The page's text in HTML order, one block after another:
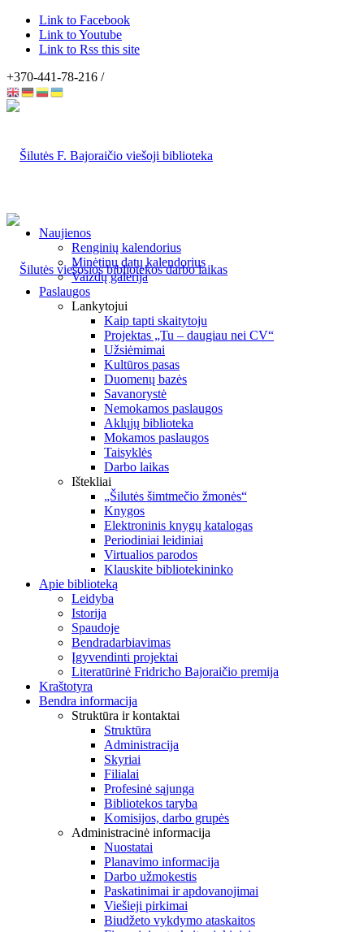
Link to Facebook
Link to Youtube
Link to Rss this site
+370-441-78-216 /
Naujienos
Renginių kalendorius
Minėtinų datų kalendorius
Vaizdų galerija
Paslaugos
Lankytojui
Kaip tapti skaitytoju
Projektas „Tu – daugiau nei CV“
Užsiėmimai
Kultūros pasas
Duomenų bazės
Savanorystė
Nemokamos paslaugos
Aklųjų biblioteka
Mokamos paslaugos
Taisyklės
Darbo laikas
Ištekliai
„Šilutės šimtmečio žmonės“
Knygos
Elektroninis knygų katalogas
Periodiniai leidiniai
Virtualios parodos
Klauskite bibliotekininko
Apie biblioteką
Leidyba
Istorija
Spaudoje
Bendradarbiavimas
Įgyvendinti projektai
Literatūrinė Fridricho Bajoraičio premija
Kraštotyra
Bendra informacija
Struktūra ir kontaktai
Struktūra
Administracija
Skyriai
Filialai
Profesinė sąjunga
Bibliotekos taryba
Komisijos, darbo grupės
Administracinė informacija
Nuostatai
Planavimo informacija
Darbo užmokestis
Paskatinimai ir apdovanojimai
Viešieji pirkimai
Biudžeto vykdymo ataskaitos